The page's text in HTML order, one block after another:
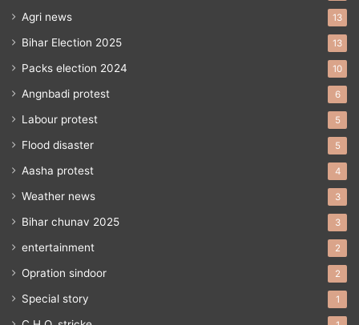
Agri news 13
Bihar Election 2025 13
Packs election 2024 10
Angnbadi protest 6
Labour protest 5
Flood disaster 5
Aasha protest 4
Weather news 3
Bihar chunav 2025 3
entertainment 2
Opration sindoor 2
Special story 1